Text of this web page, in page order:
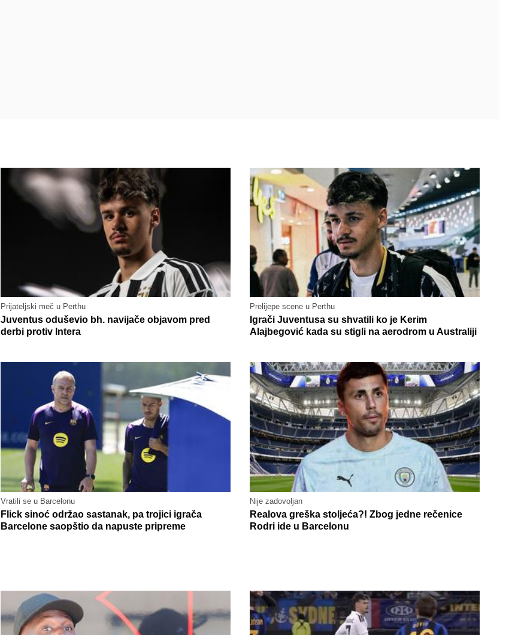
Prijateljski meč u Perthu
Juventus oduševio bh. navijače objavom pred
derbi protiv Intera
Prelijepe scene u Perthu
Igrači Juventusa su shvatili ko je Kerim
Alajbegović kada su stigli na aerodrom u Australiji
Vratili se u Barcelonu
Flick sinoć održao sastanak, pa trojici igrača
Barcelone saopštio da napuste pripreme
Nije zadovoljan
Realova greška stoljeća?! Zbog jedne rečenice
Rodri ide u Barcelonu